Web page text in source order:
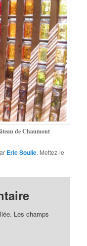
de Chaumont
Eric Soulie. Mettez-le
Les champs